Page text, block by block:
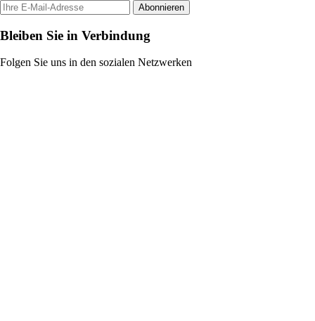
Abonnieren
Bleiben Sie in Verbindung
Folgen Sie uns in den sozialen Netzwerken